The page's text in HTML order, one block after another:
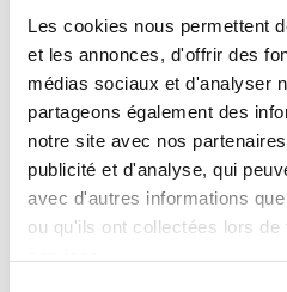
Les cookies nous permettent
et les annonces, d'offrir des
médias sociaux et d'analyser
partageons également des
notre site avec nos
publicité et d'analyse, qui
avec d'autres informations
ou qu'ils ont collectées lors
inférieures à
augmentation
moyenne du vent
peut entraîner
deux
thermique selon
soit ΔPET = -10 °C.
Dans les zones
supérieures à 3